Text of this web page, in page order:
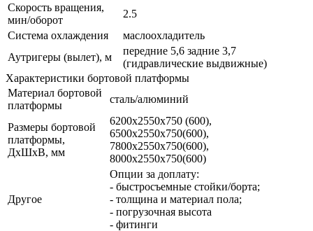
Скорость вращения,
мин/оборот
2.5
Система охлаждения
маслоохладитель
Аутригеры (вылет), м
передние 5,6 задние 3,7
(гидравлические выдвижные)
Характеристики бортовой платформы
Материал бортовой
платформы
сталь/алюминий
Размеры бортовой
платформы,
ДхШхВ, мм
6200х2550х750 (600),
6500х2550х750(600),
7800х2550х750(600),
8000х2550х750(600)
Другое
Опции за доплату:
- быстросъемные стойки/борта;
- толщина и материал пола;
- погрузочная высота
- фитинги